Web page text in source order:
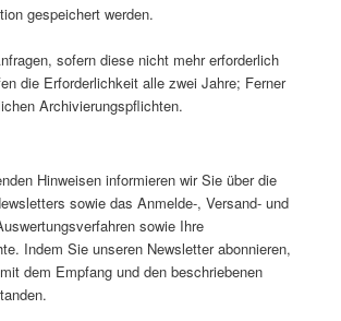
gespeichert werden.
sofern diese nicht mehr erforderlich
die Erforderlichkeit alle zwei Jahre; Ferner
Archivierungspflichten.
Hinweisen informieren wir Sie über die
sowie das Anmelde-, Versand- und
sowie Ihre
Indem Sie unseren Newsletter abonnieren,
dem Empfang und den beschriebenen